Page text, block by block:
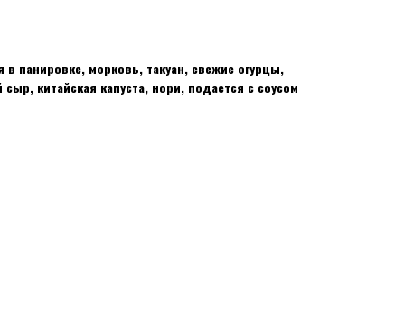
в панировке, морковь, такуан, свежие огурцы,
китайская капуста, нори, подается с соусом